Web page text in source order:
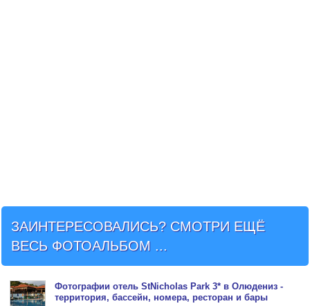
ЗАИНТЕРЕСОВАЛИСЬ? СМОТРИ ЕЩЁ
ВЕСЬ ФОТОАЛЬБОМ ...
Фотографии отель StNicholas Park 3* в Олюдениз-
территория, бассейн, номера, ресторан и бары